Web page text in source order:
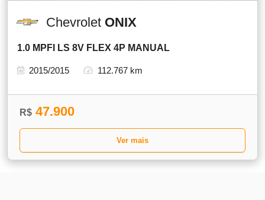
Chevrolet ONIX
1.0 MPFI LS 8V FLEX 4P MANUAL
2015/2015 112.767 km
R$ 47.900
Ver mais